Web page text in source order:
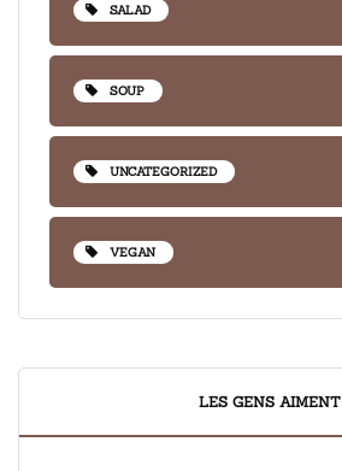
SALAD
SOUP
UNCATEGORIZED
VEGAN
LES GENS AIMENT